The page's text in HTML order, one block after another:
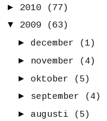
► 2010
(77)
▼
2009
(63)
► december
(1)
► november
(4)
► oktober
(5)
► september
(4)
► augusti
(5)